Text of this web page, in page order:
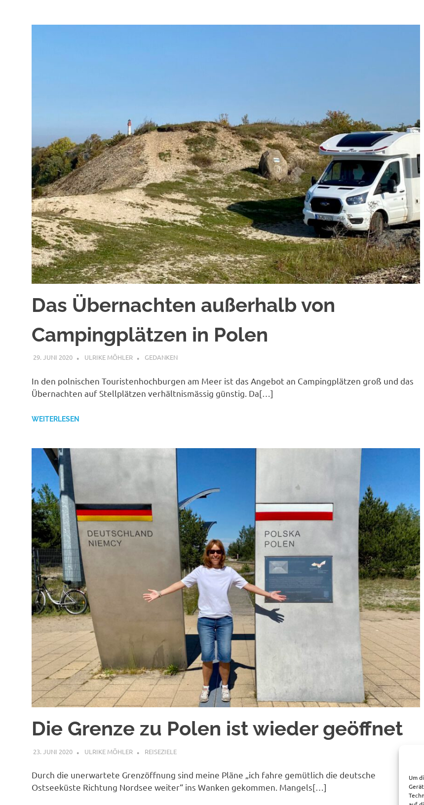
Um
Das Übernachten außerhalb von
Campingplätzen in Polen
29. JUNI 2020 ULRIKE MÖHLER GEDANKEN
In den polnischen Touristenhochburgen am Meer ist das Angebot an Campingplätzen groß und das
Übernachten auf Stellplätzen verhältnismässig günstig. Da[…]
WEITERLESEN
Die Grenze zu Polen ist wieder geöffnet
23. JUNI 2020 ULRIKE MÖHLER REISEZIELE
Durch die unerwartete Grenzöffnung sind meine Pläne „ich fahre gemütlich die deutsche
Ostseeküste Richtung Nordsee weiter“ ins Wanken gekommen. Mangels[…]